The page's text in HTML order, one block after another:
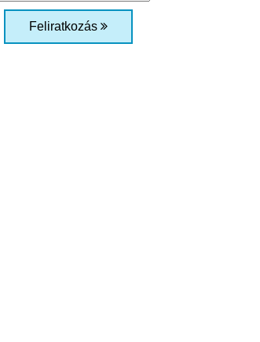
Feliratkozás